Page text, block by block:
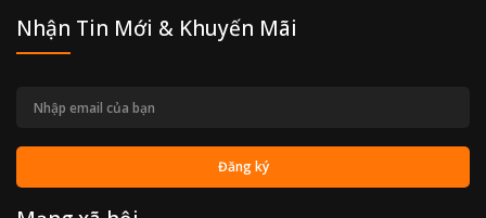
Nhận Tin Mới & Khuyến Mãi